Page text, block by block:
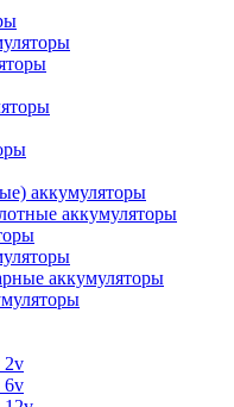
аккумуляторы
аккумуляторы
аккумуляторы
2v
6v